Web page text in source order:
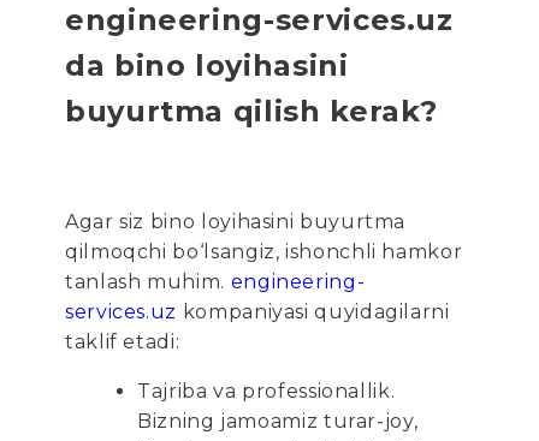
engineering-services.uz
da bino loyihasini
buyurtma qilish kerak?
Agar siz bino loyihasini buyurtma
qilmoqchi bo‘lsangiz, ishonchli hamkor
tanlash muhim. engineering-
services.uz kompaniyasi quyidagilarni
taklif etadi:
Tajriba va professionallik.
Bizning jamoamiz turar-joy,